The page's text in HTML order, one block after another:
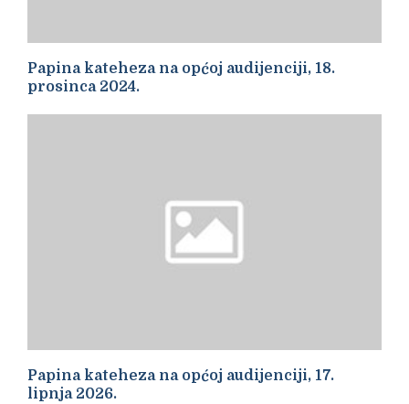
Papina kateheza na općoj audijenciji, 18.
prosinca 2024.
Papina kateheza na općoj audijenciji, 17.
lipnja 2026.